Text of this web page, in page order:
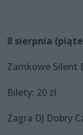
8 sierpnia
Zamkowe Silent
Bilety: 20 zł
Zagra DJ Dobry